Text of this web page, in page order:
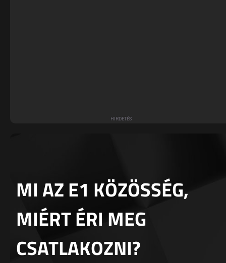
MI AZ E1 KÖZÖSSÉG,
MIÉRT ÉRI MEG
CSATLAKOZNI?